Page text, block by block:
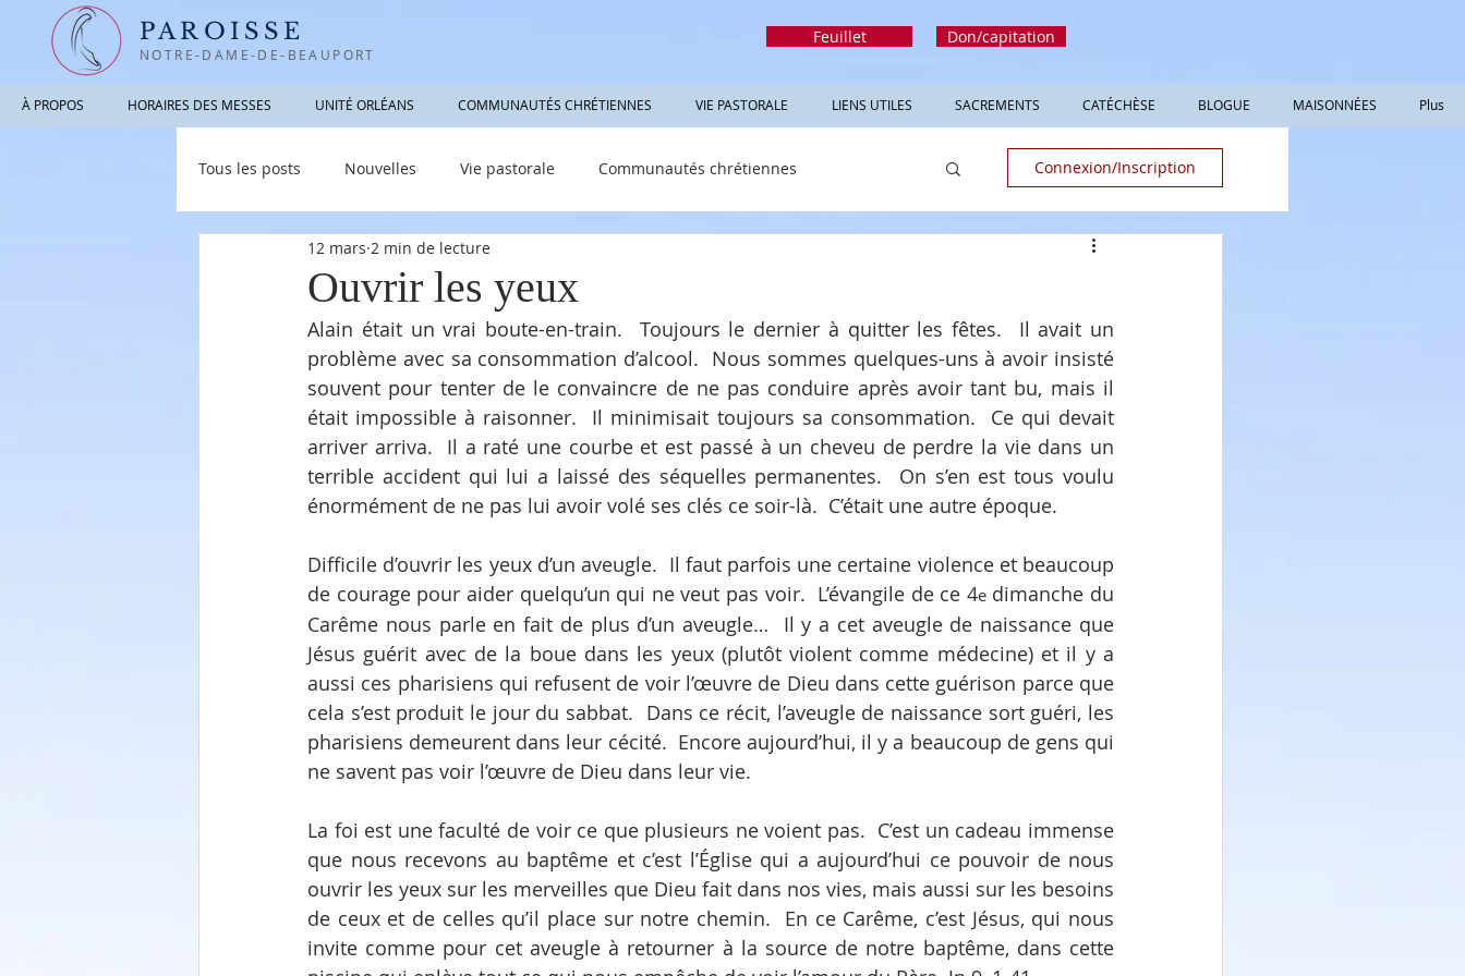
PAROISSE
NOTRE-DAME-DE-BEAUPORT
Feuillet Don/capitation
À PROPOS HORAIRES DES MESSES UNITÉ ORLÉANS COMMUNAUTÉS CHRÉTIENNES VIE PASTORALE LIENS UTILES SACREMENTS CATÉCHÈSE BLOGUE MAISONNÉES Plus
Tous les posts Nouvelles Vie pastorale Communautés chrétiennes
Photographies / Vidéos Informations utiles
Connexion/Inscription
Ouvrir les yeux
12 mars 2 min de lecture
Alain était un vrai boute-en-train.  Toujours le dernier à quitter les fêtes.  Il avait un
problème avec sa consommation d’alcool.  Nous sommes quelques-uns à avoir insisté
souvent pour tenter de le convaincre de ne pas conduire après avoir tant bu, mais il
était impossible à raisonner.  Il minimisait toujours sa consommation.  Ce qui devait
arriver arriva.  Il a raté une courbe et est passé à un cheveu de perdre la vie dans un
terrible accident qui lui a laissé des séquelles permanentes.  On s’en est tous voulu
énormément de ne pas lui avoir volé ses clés ce soir-là.  C’était une autre époque.
Difficile d’ouvrir les yeux d’un aveugle.  Il faut parfois une certaine violence et beaucoup
de courage pour aider quelqu’un qui ne veut pas voir.  L’évangile de ce 4e dimanche du
Carême nous parle en fait de plus d’un aveugle…  Il y a cet aveugle de naissance que
Jésus guérit avec de la boue dans les yeux (plutôt violent comme médecine) et il y a
aussi ces pharisiens qui refusent de voir l’œuvre de Dieu dans cette guérison parce que
cela s’est produit le jour du sabbat.  Dans ce récit, l’aveugle de naissance sort guéri, les
pharisiens demeurent dans leur cécité.  Encore aujourd’hui, il y a beaucoup de gens qui
ne savent pas voir l’œuvre de Dieu dans leur vie.
La foi est une faculté de voir ce que plusieurs ne voient pas.  C’est un cadeau immense
que nous recevons au baptême et c’est l’Église qui a aujourd’hui ce pouvoir de nous
ouvrir les yeux sur les merveilles que Dieu fait dans nos vies, mais aussi sur les besoins
de ceux et de celles qu’il place sur notre chemin.  En ce Carême, c’est Jésus, qui nous
invite comme pour cet aveugle à retourner à la source de notre baptême, dans cette